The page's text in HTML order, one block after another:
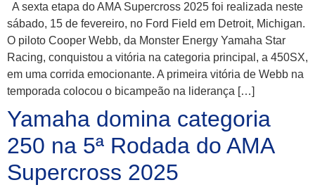
A sexta etapa do AMA Supercross 2025 foi realizada neste
sábado, 15 de fevereiro, no Ford Field em Detroit, Michigan.
O piloto Cooper Webb, da Monster Energy Yamaha Star
Racing, conquistou a vitória na categoria principal, a 450SX,
em uma corrida emocionante. A primeira vitória de Webb na
temporada colocou o bicampeão na liderança […]
Yamaha domina categoria
250 na 5ª Rodada do AMA
Supercross 2025